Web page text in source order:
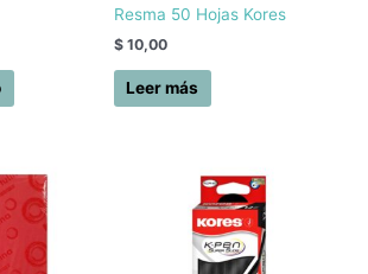
Resma 50 Hojas Kores
$ 10,00
Leer más